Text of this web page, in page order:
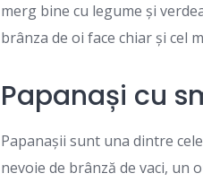
merg bine cu legume și
brânza de oi face chiar și cel
Papanași cu
Papanașii sunt una dintre
nevoie de brânză de vaci, un